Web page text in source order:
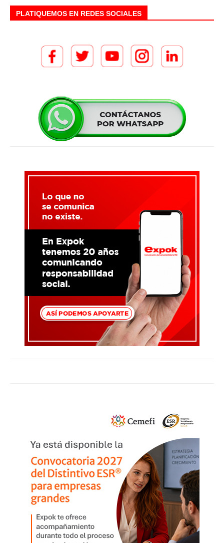
PLATIQUEMOS EN REDES SOCIALES